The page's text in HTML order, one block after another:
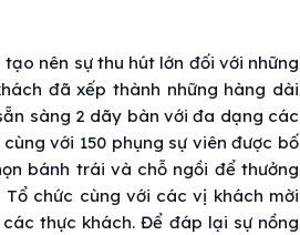
nên sự thu hút lớn đối với những
đã xếp thành những hàng dài
sàng 2 dãy bàn với đa dạng các
với 150 phụng sự viên được bố
bánh trái và chỗ ngồi để thưởng
chức cùng với các vị khách mời
thực khách. Để đáp lại sự nồng